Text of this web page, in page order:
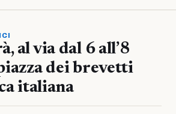
al via dal 6 all’8
dei brevetti
italiana